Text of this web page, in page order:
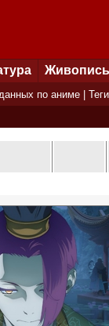
Живопись
по аниме Теги